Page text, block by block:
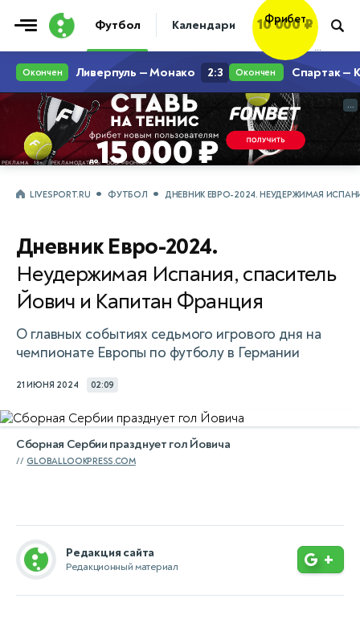
Футбол Календари Таблицы Матчи
Фрибет
10 000 ₽
...
...
LIVESPORT.RU ФУТБОЛ ДНЕВНИК ЕВРО-2024. НЕУДЕРЖИМАЯ
Дневник Евро-2024.
Неудержимая Испания, спаситель
Йович и Капитан Франция
О главных событиях седьмого игрового дня на
чемпионате Европы по футболу в Германии
21 ИЮНЯ 2024 02:09
Сборная Сербии празднует гол Йовича
GLOBALLOOKPRESS.COM
Редакция сайта
Редакционный материал +